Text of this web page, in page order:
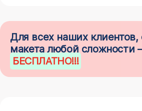
Для всех наших клиентов,
макета любой сложности
БЕСПЛАТНО!!!